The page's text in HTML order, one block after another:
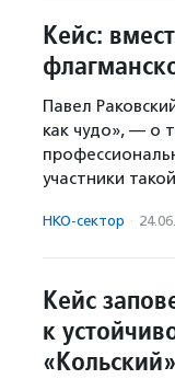
Кейс:
Павел
как чудо», — о
участники
НКО-сектор ·
Кейс
к
«Кольский»